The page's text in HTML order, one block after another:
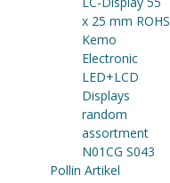
x 25 mm ROHS
Kemo
Electronic
LED+LCD
Displays
random
assortment
N01CG S043
Pollin Artikel